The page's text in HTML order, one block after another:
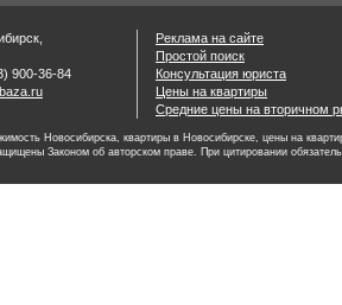
900-36-84
Реклама на сайте
Простой поиск
Консультация юриста
Цены на квартиры
Средние цены на вторичном
Новосибирска, квартиры в Новосибирске, цены на
Законом об авторском праве. При цитировании